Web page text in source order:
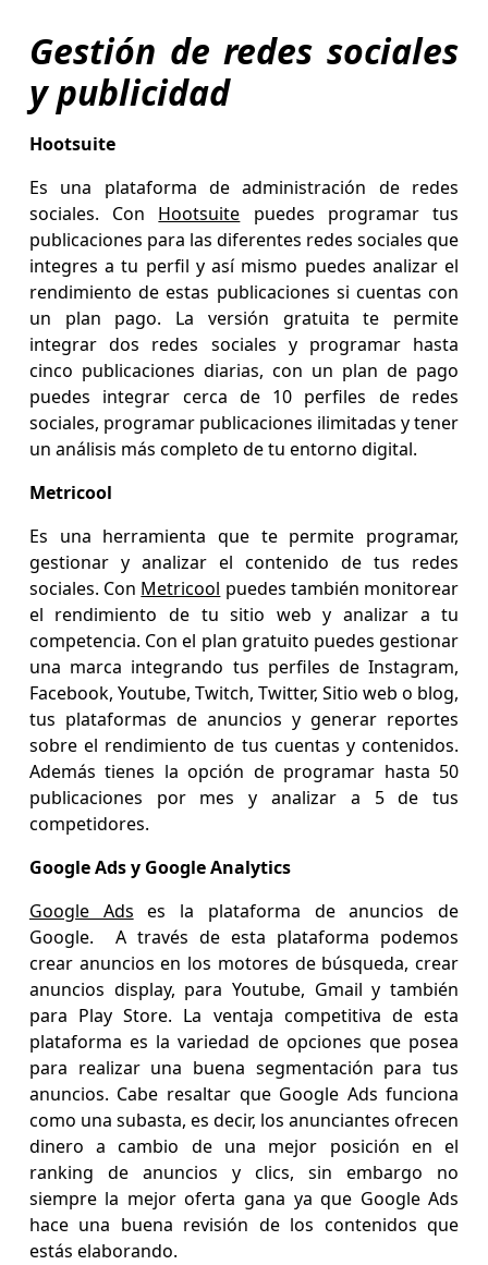
Gestión de redes sociales
y publicidad
Hootsuite
Es una plataforma de administración de redes
sociales. Con Hootsuite puedes programar tus
publicaciones para las diferentes redes sociales que
integres a tu perfil y así mismo puedes analizar el
rendimiento de estas publicaciones si cuentas con
un plan pago. La versión gratuita te permite
integrar dos redes sociales y programar hasta
cinco publicaciones diarias, con un plan de pago
puedes integrar cerca de 10 perfiles de redes
sociales, programar publicaciones ilimitadas y tener
un análisis más completo de tu entorno digital.
Metricool
Es una herramienta que te permite programar,
gestionar y analizar el contenido de tus redes
sociales. Con Metricool puedes también monitorear
el rendimiento de tu sitio web y analizar a tu
competencia. Con el plan gratuito puedes gestionar
una marca integrando tus perfiles de Instagram,
Facebook, Youtube, Twitch, Twitter, Sitio web o blog,
tus plataformas de anuncios y generar reportes
sobre el rendimiento de tus cuentas y contenidos.
Además tienes la opción de programar hasta 50
publicaciones por mes y analizar a 5 de tus
competidores.
Google Ads y Google Analytics
Google Ads es la plataforma de anuncios de
Google. A través de esta plataforma podemos
crear anuncios en los motores de búsqueda, crear
anuncios display, para Youtube, Gmail y también
para Play Store. La ventaja competitiva de esta
plataforma es la variedad de opciones que posea
para realizar una buena segmentación para tus
anuncios. Cabe resaltar que Google Ads funciona
como una subasta, es decir, los anunciantes ofrecen
dinero a cambio de una mejor posición en el
ranking de anuncios y clics, sin embargo no
siempre la mejor oferta gana ya que Google Ads
hace una buena revisión de los contenidos que
estás elaborando.